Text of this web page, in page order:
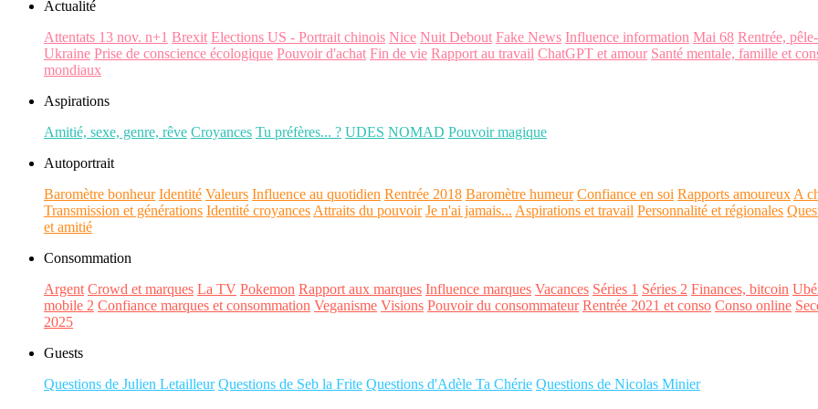
Actualité
Attentats 13 nov. n+1 Brexit Elections US - Portrait chinois Nice Nuit Debout Fake News Influence information Mai 68 Rentrée,
Ukraine Prise de conscience écologique Pouvoir d'achat Fin de vie Rapport au travail ChatGPT et amour Santé mentale, famille et
mondiaux
Aspirations
Amitié, sexe, genre, rêve Croyances Tu préfères... ? UDES NOMAD Pouvoir magique
Autoportrait
Baromètre bonheur Identité Valeurs Influence au quotidien Rentrée 2018 Baromètre humeur Confiance en soi Rapports amoureux A
Transmission et générations Identité croyances Attraits du pouvoir Je n'ai jamais... Aspirations et travail Personnalité et régionales
et amitié
Consommation
Argent Crowd et marques La TV Pokemon Rapport aux marques Influence marques Vacances Séries 1 Séries 2 Finances, bitcoin
mobile 2 Confiance marques et consommation Veganisme Visions Pouvoir du consommateur Rentrée 2021 et conso Conso online
2025
Guests
Questions de Julien Letailleur Questions de Seb la Frite Questions d'Adèle Ta Chérie Questions de Nicolas Minier